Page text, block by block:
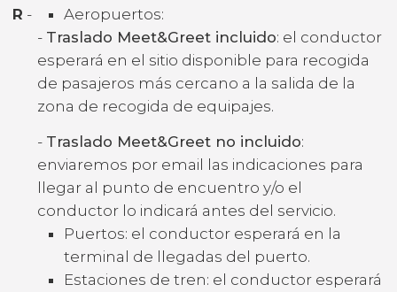
R -
Aeropuertos:
- Traslado Meet&Greet incluido: el conductor
esperará en el sitio disponible para recogida
de pasajeros más cercano a la salida de la
zona de recogida de equipajes.
- Traslado Meet&Greet no incluido:
enviaremos por email las indicaciones para
llegar al punto de encuentro y/o el
conductor lo indicará antes del servicio.
Puertos: el conductor esperará en la
terminal de llegadas del puerto.
Estaciones de tren: el conductor esperará